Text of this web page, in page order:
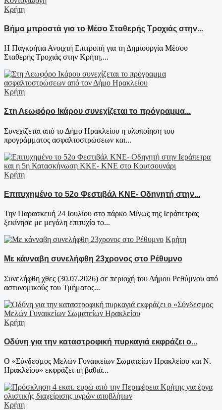
Κρήτη
Βήμα μπροστά για το Μέσο Σταθερής Τροχιάς στην...
Η Παγκρήτια Ανοιχτή Επιτροπή για τη Δημιουργία Μέσου
Σταθερής Τροχιάς στην Κρήτη,...
Κρήτη
Στη Λεωφόρο Ικάρου συνεχίζεται το πρόγραμμα...
Συνεχίζεται από το Δήμο Ηρακλείου η υλοποίηση του
προγράμματος ασφαλτοστρώσεων και...
Κρήτη
Επιτυχημένο το 52ο Φεστιβάλ ΚΝΕ- Οδηγητή στην...
Την Παρασκευή 24 Ιουλίου στο πάρκο Μίνως της Ιεράπετρας
ξεκίνησε με μεγάλη επιτυχία το...
Κρήτη
Με κάνναβη συνελήφθη 23χρονος στο Ρέθυμνο
Συνελήφθη χθες (30.07.2026) σε περιοχή του Δήμου Ρεθύμνου από
αστυνομικούς του Τμήματος...
Κρήτη
Οδύνη για την καταστροφική πυρκαγιά εκφράζει ο...
Ο «Σύνδεσμος Μελών Γυναικείων Σωματείων Ηρακλείου και Ν.
Ηρακλείου» εκφράζει τη βαθιά...
Κρήτη